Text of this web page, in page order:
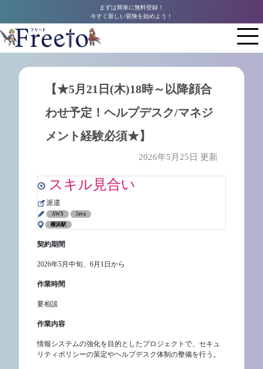
まずは簡単に無料登録！
今すぐ新しい冒険を始めよう！
【★5月21日(木)18時～以降顔合
わせ予定！ヘルプデスク/マネジ
メント経験必須★】
2026年5月25日 更新
スキル見合い
派遣
AWS
Java
横浜駅
契約期間
2026年5月中旬、6月1日から
作業時間
要相談
作業内容
情報システムの強化を目的としたプロジェクトで、セキュ
リティポリシーの策定やヘルプデスク体制の整備を行う。